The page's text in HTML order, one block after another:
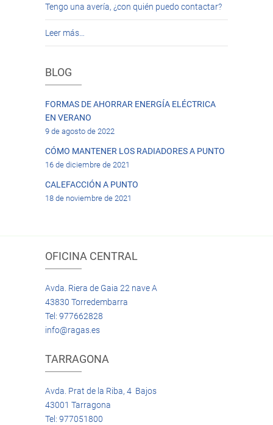
Tengo una avería, ¿con quién puedo contactar?
Leer más…
BLOG
FORMAS DE AHORRAR ENERGÍA ELÉCTRICA
EN VERANO
9 de agosto de 2022
CÓMO MANTENER LOS RADIADORES A PUNTO
16 de diciembre de 2021
CALEFACCIÓN A PUNTO
18 de noviembre de 2021
OFICINA CENTRAL
Avda. Riera de Gaia 22 nave A
43830 Torredembarra
Tel: 977662828
info@ragas.es
TARRAGONA
Avda. Prat de la Riba, 4 Bajos
43001 Tarragona
Tel: 977051800